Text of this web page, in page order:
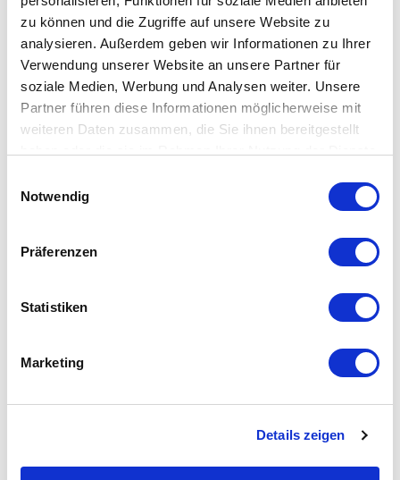
zu können und die Zugriffe auf unsere Website zu
analysieren. Außerdem geben wir Informationen zu Ihrer
Verwendung unserer Website an unsere Partner für
soziale Medien, Werbung und Analysen weiter. Unsere
Partner führen diese Informationen möglicherweise mit
weiteren Daten zusammen, die Sie ihnen bereitgestellt
Notwendig
Präferenzen
Statistiken
Marketing
Details zeigen
Partner Portal
Distributors of instrumentation and controls can find
pricing, specific market information and much more.
Login to Portal